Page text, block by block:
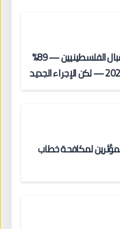
بلجيكا: الأولى أوروبياً في استقبال الفلسطينيين — 89%
قبول لغزة و5,332 طلباً في 2024 — لكن الإجراء الجديد
لمكافحة خطاب